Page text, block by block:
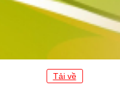
Tải về